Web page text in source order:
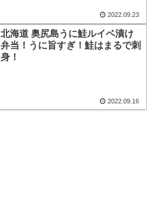
2022.09.23
北海道 奥尻島うに鮭ルイベ漬け
弁当！うに旨すぎ！鮭はまるで刺
身！
2022.09.16